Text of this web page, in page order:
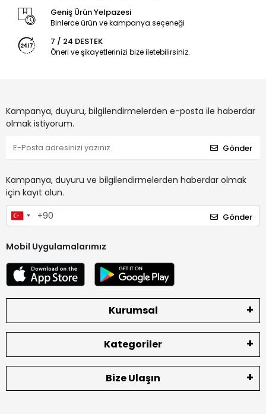
Geniş Ürün Yelpazesi
Binlerce ürün ve kampanya seçeneği
7 / 24 DESTEK
Öneri ve şikayetlerinizi bize iletebilirsiniz.
Kampanya, duyuru, bilgilendirmelerden e-posta ile haberdar
olmak istiyorum.
Gönder
Kampanya, duyuru ve bilgilendirmelerden haberdar olmak
için kayıt olun.
Gönder
Mobil Uygulamalarımız
Kurumsal
Kategoriler
Bize Ulaşın